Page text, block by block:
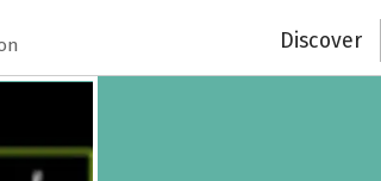
Discover